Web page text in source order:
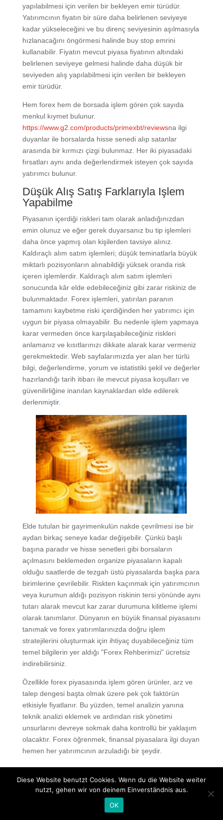
yapılabilmesi için verilen bir bekleyen emir türüdür.
Yatırımcının fiyatın bir süre daha belirlenen seviyeye
kadar yükseleceğini ve bu direnç seviyesinin aşılmasıyla
hızlanacağını öngörmesi halinde buy stop emrini
kullanabilir. Fiyatın mevcut piyasa fiyatının altındaki
belirlenen seviyeye gelmesi halinde daha düşük bir
seviyeden alış yapılabilmesi için verilen bir bekleyen
emir türüdür.
Hem forex hem de borsada işlem gören çok sayıda
menkul kıymet bulunur.
https://www.g2.com/products/primexbt/reviewsna ilgi
duyanlar ile borsalarda hisse senedi alıp satanlar
arasında bir kırmızı çizgi bulunmaz. Her iki piyasadaki
fırsatları aynı anda değerlendirmek isteyen çok sayıda
yatırımcı bulunur.
Düşük Alış Satış Farklarıyla Işlem
Yapabilme
Piyasanın içerdiği riskleri tam olarak anladığınızdan
emin olunuz ve eğer gerek duyarsanız bu tip işlemleri
daha önce yapmış olan kişilerden tavsiye alınız.
Kaldıraçlı alım satım işlemleri; düşük teminatlarla büyük
miktarlı pozisyonların alınabildiği yüksek oranda risk
içeren işlemlerdir. Kaldıraçlı alım satım işlemleri
sonucunda kâr elde edebileceğiniz gibi zarar riskiniz de
bulunmaktadır. Forex işlemleri, yatırılan paranın
tamamını kaybetme riski içerdiğinden her yatırımcı için
uygun bir piyasa olmayabilir. Bu nedenle işlem yapmaya
karar vermeden önce karşılaşabileceğiniz riskleri
anlamanız ve kısıtlarınızı dikkate alarak karar vermeniz
gerekmektedir. Web sayfalarımızda yer alan her türlü
bilgi, değerlendirme, yorum ve istatistiki şekil ve değerler
hazırlandığı tarih itibarı ile mevcut piyasa koşulları ve
güvenilirliğine inanılan kaynaklardan elde edilerek
derlenmiştir.
Elde tutulan bir gayrimenkulün nakde çevrilmesi ise bir
aydan birkaç seneye kadar değişebilir. Çünkü başlı
başına paradır ve hisse senetleri gibi borsaların
açılmasını beklemeden organize piyasaların kapalı
olduğu saatlerde de tezgah üstü piyasalarda başka para
birimlerine çevrilebilir. Riskten kaçınmak için yatırımcının
veya kurumun aldığı pozisyon riskinin tersi yönünde aynı
tutarı alarak mevcut kar zarar durumuna kilitleme işlemi
olarak tanımlanır. Dünyanın en büyük finansal piyasasını
tanımak ve forex yatırımlarınızda doğru işlem
stratejilerini oluşturmak için ihtiyaç duyabileceğiniz tüm
temel bilgilerin yer aldığı "Forex Rehberimizi" ücretsiz
indirebilirsiniz.
Özellikle forex piyasasında işlem gören ürünler, arz ve
talep dengesi başta olmak üzere pek çok faktörün
etkisiyle fiyatlanır. Bu yüzden, temel analizin yanına
teknik analizi eklemek ve ardından risk yönetimi
unsurlarını devreye sokmak daha kontrollü bir yaklaşım
olacaktır. Forex öğrenmek, finansal piyasalara ilgi duyan
hemen her yatırımcının arzuladığı bir şeydir.
riski içerdiğinden her yatırımcı için uygun bir piyasa
olmayabilir.
HTML önyüzüyle herhangi bir tarayıcıdan hesabınıza
Diese Website benutzt Cookies. Wenn du die Website weiter
nutzt, gehen wir von deinem Einverständnis aus.
OK